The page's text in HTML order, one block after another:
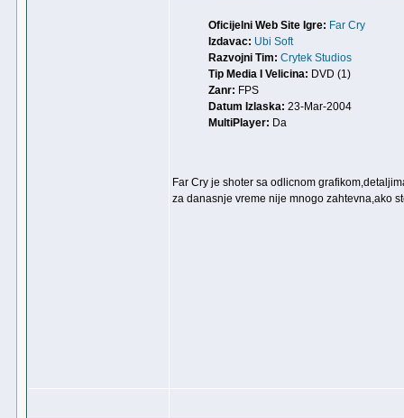
Oficijelni Web Site Igre: Far Cry
Izdavac: Ubi Soft
Razvojni Tim: Crytek Studios
Tip Media I Velicina: DVD (1)
Zanr: FPS
Datum Izlaska: 23-Mar-2004
MultiPlayer: Da
Far Cry je shoter sa odlicnom
za danasnje vreme nije mnogo zahtevna,ako